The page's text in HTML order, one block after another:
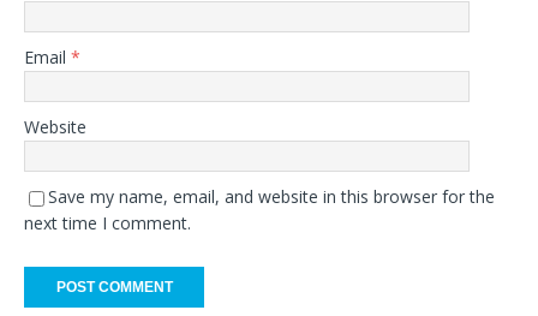
Email *
Website
Save my name, email, and website in this browser for the
next time I comment.